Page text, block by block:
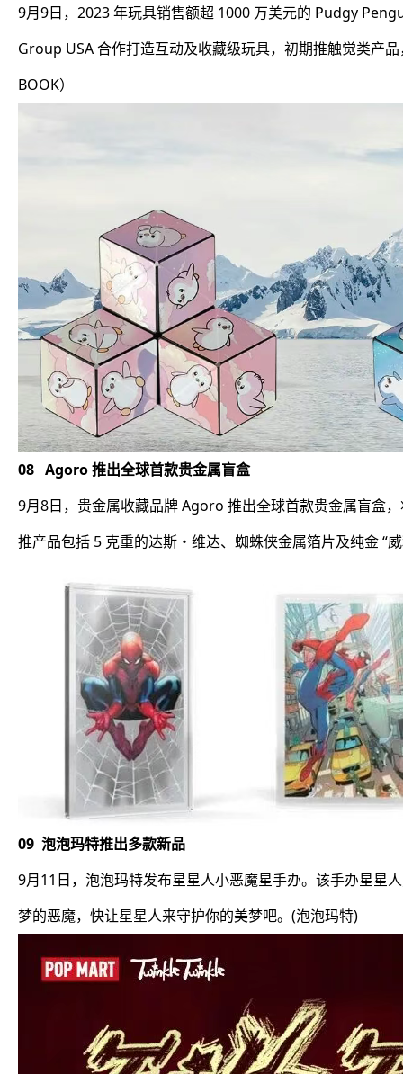
9月9日，2023 年玩具销售额超 1000 万美元的 Pudgy
Group USA 合作打造互动及收藏级玩具，初期推触觉类产
BOOK）
08 Agoro 推出全球首款贵金属盲盒
9月8日，贵金属收藏品牌 Agoro 推出全球首款贵金属盲盒
推产品包括 5 克重的达斯・维达、蜘蛛侠金属箔片及纯金 “
09 泡泡玛特推出多款新品
9月11日，泡泡玛特发布星星人小恶魔星手办。该手办星星
梦的恶魔，快让星星人来守护你的美梦吧。(泡泡玛特)